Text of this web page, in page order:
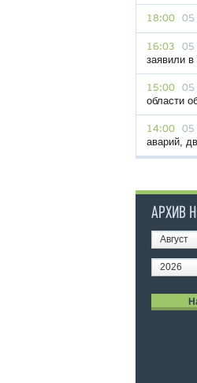
18:00 05
16:03 05
заявили
15:00 05
области
14:00 05
аварий,
АРХИВ
Август
2026